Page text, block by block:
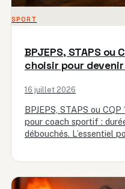
SPORT
BPJEPS, STAPS ou
choisir pour
16 juillet 2026
BPJEPS, STAPS ou
pour coach sportif :
débouchés. L’essentiel